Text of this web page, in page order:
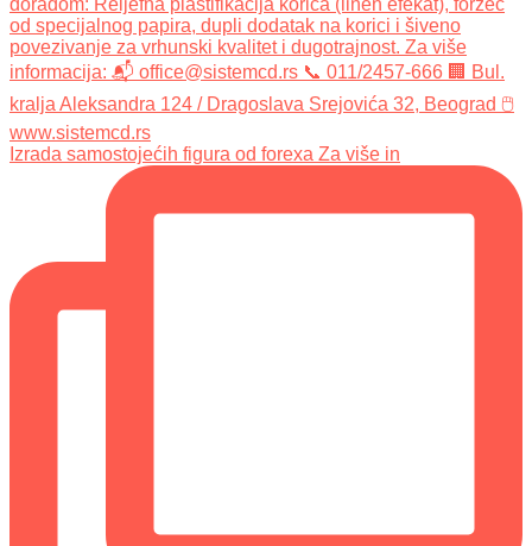
Izrada samostojećih figura od forexa Za više in